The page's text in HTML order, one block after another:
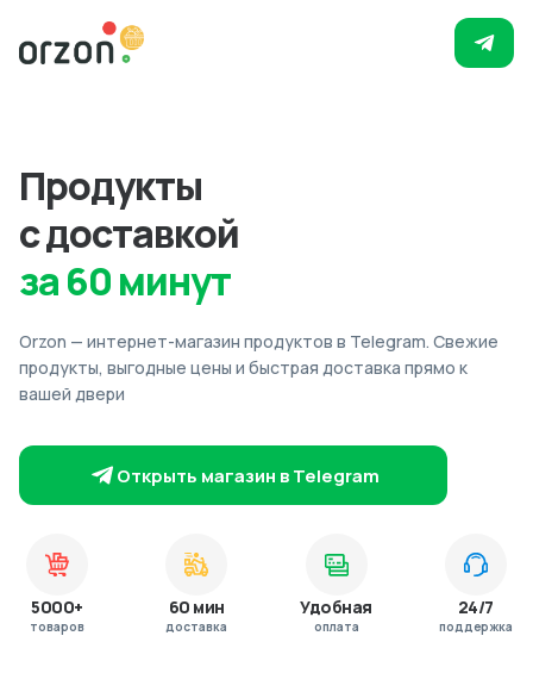
Продукты
с доставкой
за 60 минут
Orzon — интернет-магазин продуктов в Telegram. Свежие
продукты, выгодные цены и быстрая доставка прямо к
вашей двери
Открыть магазин в Telegram
5000+
товаров
60 мин
доставка
Удобная
оплата
24/7
поддержка